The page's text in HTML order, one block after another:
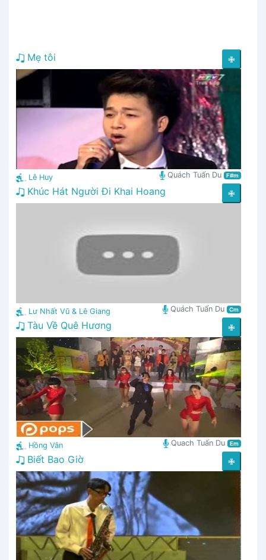
✙
Mẹ tôi
Lê Huy Quách Tuấn Du F#m
✙
Khúc Hát Người Đi Khai Hoang
Lư Nhất Vũ & Lê Giang Quách Tuấn Du Cm
✙
Tàu Về Quê Hương
Hồng Vân Quach Tuấn Du Em
✙
Biết Bao Giờ